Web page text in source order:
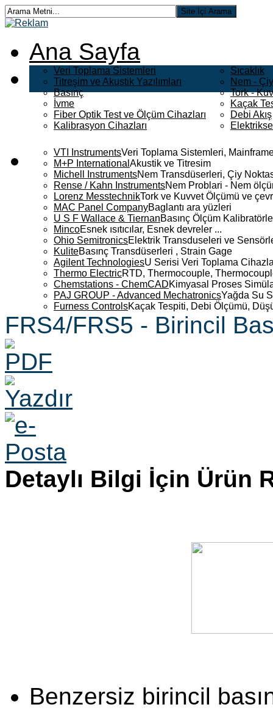
Ana Sayfa
Veri Toplama Sistemleri
Titreşim ve Akustik Yazılımları
Basınç
İvme
Fiber Optik Test ve Ölçüm Cihazları
Kalibrasyon Cihazları
Sıcaklık
Nem -
Tork -
Kaçak
Debi Akış
VTI InstrumentsVeri Toplama Sistemleri,
M+P International Akustik ve Titresim
Michell InstrumentsNem Transdüserleri, Çiy
Rense / Kahn InstrumentsNem Problari - Nem
Lorenz MesstechnikTork ve Kuvvet Ölçümü ve
MAC Panel CompanyBaglantı ara yüzleri
U S F Wallace & TiernanBasınç Ölçüm
MincoEsnek ısıtıcılar, Esnek devreler ...
Ohio SemitronicsElektrik Transduseleri ve
KuliteBasınç Transdüserleri , Strain Gage
Agilent TechnologiesU Serisi Veri Toplama
Thermo ElectricRTD, Thermocouple,
Chemstations - ChemCADKimyasal Proses
PAJ GROUP - Advanced MechatronicsYağda Su
Furness ControlsKaçak Tespiti, Debi Ölçümü,
FRS4/FRS5 - Birincil
Detaylı Bilgi İçin Ürün
Benzersiz birincil